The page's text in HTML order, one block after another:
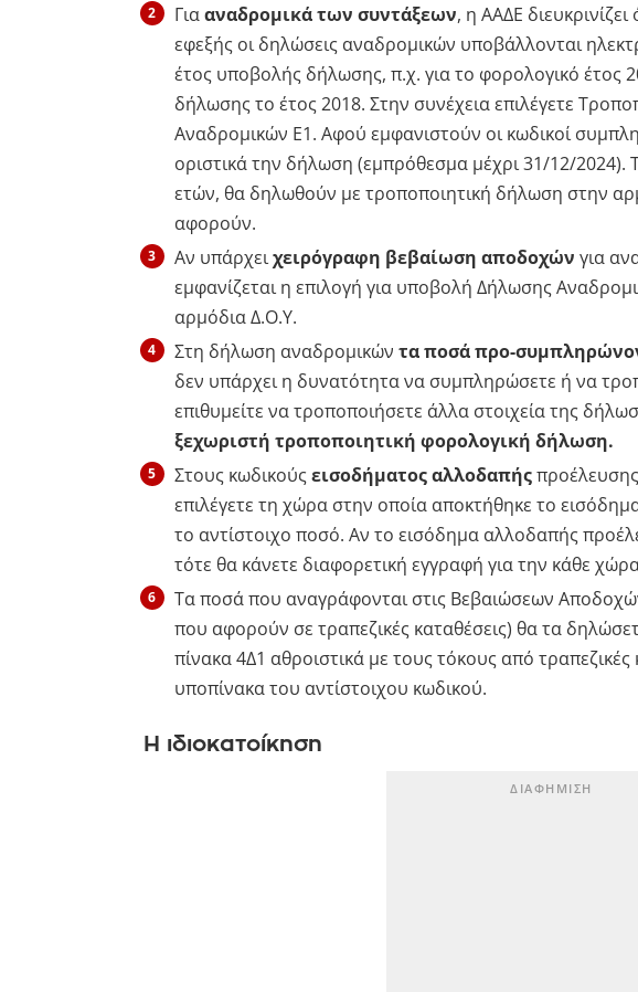
Γιααναδρομικά των συντάξεων, η ΑΑΔΕ
εφεξής οι δηλώσεις αναδρομικών υποβάλλονται
έτος υποβολής δήλωσης, π.χ. για το φορολογικό έτος
δήλωσης το έτος 2018. Στην συνέχεια επιλέγετε
Αναδρομικών Ε1. Αφού εμφανιστούν οι κωδικοί
οριστικά την δήλωση (εμπρόθεσμα μέχρι 31/12/
ετών, θα δηλωθούν με τροποποιητική δήλωση στην
αφορούν.
Αν υπάρχειχειρόγραφη βεβαίωση αποδοχών για
εμφανίζεται η επιλογή για υποβολή Δήλωσης
αρμόδια Δ.Ο.Υ.
Στη δήλωση αναδρομικών τα ποσά προ-
δεν υπάρχει η δυνατότητα να συμπληρώσετε ή να
επιθυμείτε να τροποποιήσετε άλλα στοιχεία της
ξεχωριστή τροποποιητική φορολογική δήλωση.
Στους κωδικούς εισοδήματος αλλοδαπήςπροέλευσης
επιλέγετε τη χώρα στην οποία αποκτήθηκε το
το αντίστοιχο ποσό. Αν το εισόδημα αλλοδαπής
τότε θα κάνετε διαφορετική εγγραφή για την κάθε
Τα ποσά που αναγράφονται στις Βεβαιώσεων
που αφορούν σε τραπεζικές καταθέσεις) θα τα
πίνακα 4Δ1 αθροιστικά με τους τόκους από
υποπίνακα του αντίστοιχου κωδικού.
Η ιδιοκατοίκηση